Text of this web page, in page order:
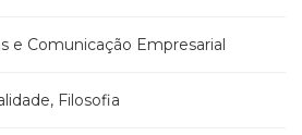
e Comunicação Empresarial
Filosofia